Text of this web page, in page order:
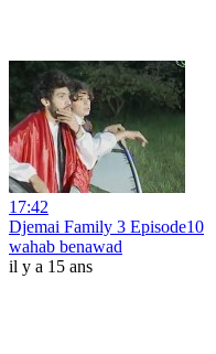
17:42
Djemai Family 3 Episode10
wahab benawad
il y a 15 ans